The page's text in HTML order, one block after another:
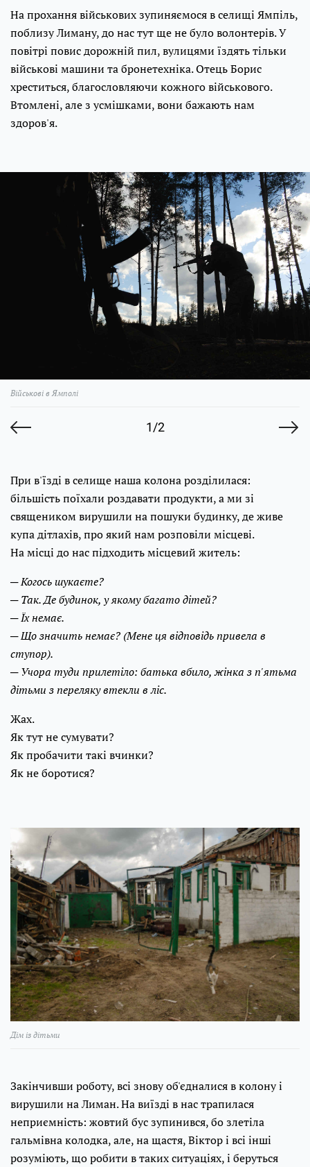
На прохання військових зупиняємося в селищі Ямпіль,
поблизу Лиману, до нас тут ще не було волонтерів. У
повітрі повис дорожній пил, вулицями їздять тільки
військові машини та бронетехніка. Отець Борис
хреститься, благословляючи кожного військового.
Втомлені, але з усмішками, вони бажають нам
здоров'я.
1/2
Військові в Ямполі
При в'їзді в селище наша колона розділилася:
більшість поїхали роздавати продукти, а ми зі
священиком вирушили на пошуки будинку, де живе
купа дітлахів, про який нам розповіли місцеві.
На місці до нас підходить місцевий житель:
─ Когось шукаєте?
─ Так. Де будинок, у якому багато дітей?
─ Їх немає.
─ Що значить немає? (Мене ця відповідь привела в
ступор).
─ Учора туди прилетіло: батька вбило, жінка з п'ятьма
дітьми з переляку втекли в ліс.
Жах.
Як тут не сумувати?
Як пробачити такі вчинки?
Як не боротися?
Дім із дітьми
Закінчивши роботу, всі знову об'єдналися в колону і
вирушили на Лиман. На виїзді в нас трапилася
неприємність: жовтий бус зупинився, бо злетіла
гальмівна колодка, але, на щастя, Віктор і всі інші
розуміють, що робити в таких ситуаціях, і беруться